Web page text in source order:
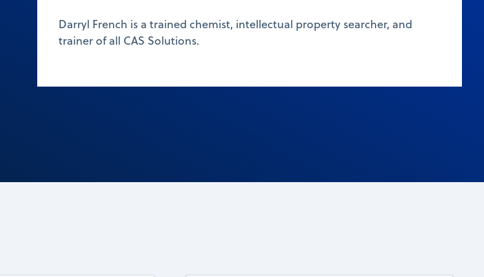
Darryl French is a trained chemist, intellectual property searcher, and
trainer of all CAS Solutions.